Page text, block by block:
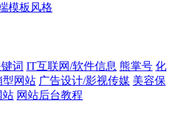
模板风格
词 IT互联网/软件信息 熊掌号 化
型网站 广告设计/影视传媒 美容保
站 网站后台教程